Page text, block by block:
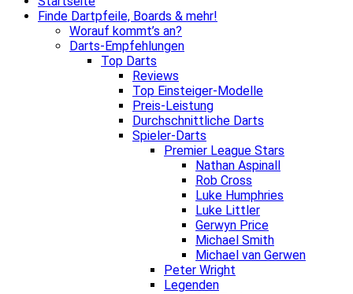
Finde Dartpfeile, Boards & mehr!
Worauf kommt’s an?
Darts-Empfehlungen
Top Darts
Reviews
Top Einsteiger-Modelle
Preis-Leistung
Durchschnittliche Darts
Spieler-Darts
Premier League Stars
Nathan Aspinall
Rob Cross
Luke Humphries
Luke Littler
Gerwyn Price
Michael Smith
Michael van Gerwen
Peter Wright
Legenden